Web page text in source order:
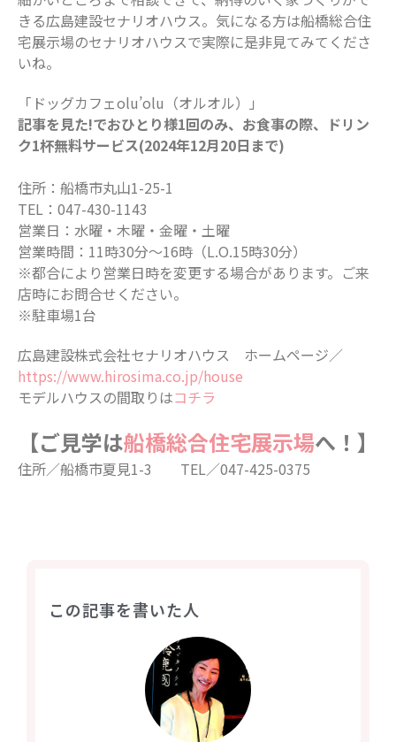
きる広島建設セナリオハウス。気になる方は船橋総合住
宅展示場のセナリオハウスで実際に是非見てみてくださ
いね。
「ドッグカフェolu’olu（オルオル）」
記事を見た!でおひとり様1回のみ、お食事の際、ドリン
ク1杯無料サービス(2024年12月20日まで)
住所：船橋市丸山1-25-1
TEL：047-430-1143
営業日：水曜・木曜・金曜・土曜
営業時間：11時30分～16時（L.O.15時30分）
※都合により営業日時を変更する場合があります。ご来
店時にお問合せください。
※駐車場1台
広島建設株式会社セナリオハウス ホームページ／
https://www.hirosima.co.jp/house
モデルハウスの間取りはコチラ
【ご見学は船橋総合住宅展示場へ！】
住所／船橋市夏見1-3 TEL／047-425-0375
この記事を書いた人